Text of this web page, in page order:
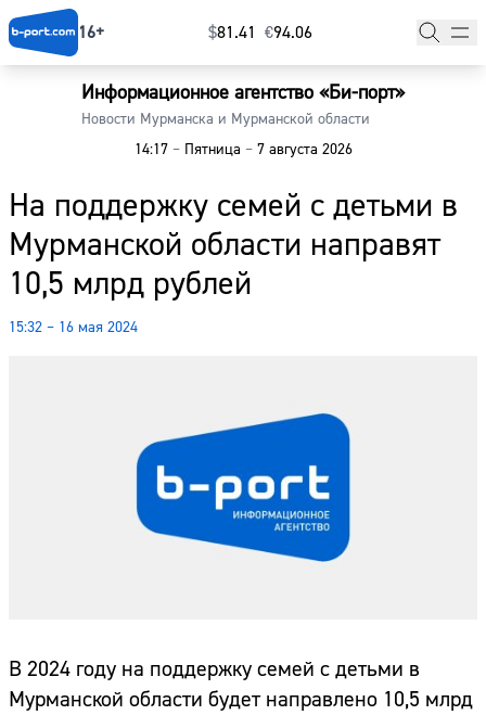
16+ $⁠81.41 €⁠94.06
Информационное агентство «Би-порт»
Новости Мурманска и Мурманской области
14:17 –Пятница –7 августа 2026
На поддержку семей с детьми в
Мурманской области направят
10,5 млрд рублей
15:32 – 16 мая 2024
В 2024 году на поддержку семей с детьми в
Мурманской области будет направлено 10,5 млрд
Главная
Наши гости
Фоторепортажи
Погода